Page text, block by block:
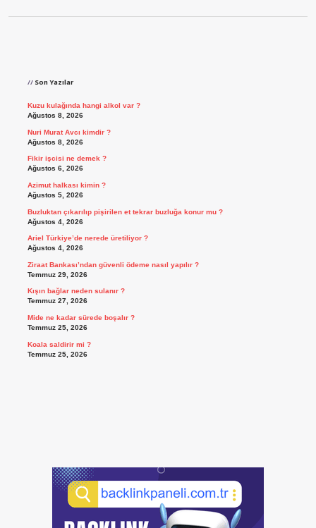
Son Yazılar
Kuzu kulağında hangi alkol var ?
Ağustos 8, 2026
Nuri Murat Avcı kimdir ?
Ağustos 8, 2026
Fikir işcisi ne demek ?
Ağustos 6, 2026
Azimut halkası kimin ?
Ağustos 5, 2026
Buzluktan çıkarılıp pişirilen et tekrar buzluğa konur mu ?
Ağustos 4, 2026
Ariel Türkiye’de nerede üretiliyor ?
Ağustos 4, 2026
Ziraat Bankası’ndan güvenli ödeme nasıl yapılır ?
Temmuz 29, 2026
Kışın bağlar neden sulanır ?
Temmuz 27, 2026
Mide ne kadar sürede boşalır ?
Temmuz 25, 2026
Koala saldirir mi ?
Temmuz 25, 2026